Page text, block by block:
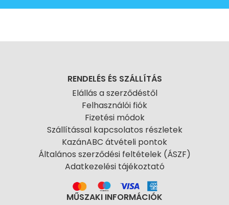
RENDELÉS ÉS SZÁLLÍTÁS
Elállás a szerződéstől
Felhasználói fiók
Fizetési módok
Szállítással kapcsolatos részletek
KazánABC átvételi pontok
Általános szerződési feltételek (ÁSZF)
Adatkezelési tájékoztató
MŰSZAKI INFORMÁCIÓK